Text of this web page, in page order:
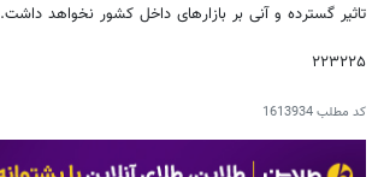
تاثیر گسترده و آنی بر بازارهای داخل کشور نخواهد داشت.
۲۲۳۲۲۵
کد مطلب1613934